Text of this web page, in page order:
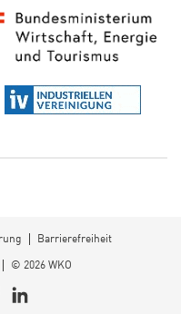
Barrierefreiheit
© 2026 WKO
LinkedIn